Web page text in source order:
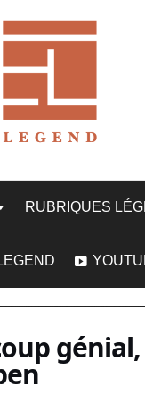
RUBRIQUES
génial,